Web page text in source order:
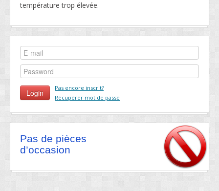
température trop élevée.
Pas encore inscrit?
Récupérer mot de passe
Pas de pièces
d’occasion